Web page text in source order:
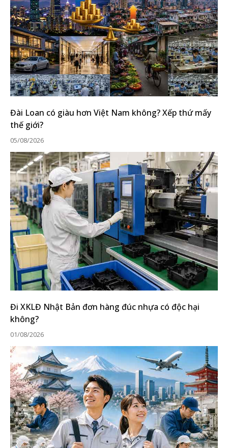
Đài Loan có giàu hơn Việt Nam không? Xếp thứ mấy
thế giới?
05/08/2026
Đi XKLĐ Nhật Bản đơn hàng đúc nhựa có độc hại
không?
01/08/2026